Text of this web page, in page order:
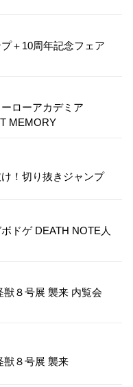
＋10周年記念フェア
ローアカデミア
MEMORY
！切り抜きジャンプ
ドゲ DEATH NOTE人
獣８号展 襲来 内覧会
獣８号展 襲来